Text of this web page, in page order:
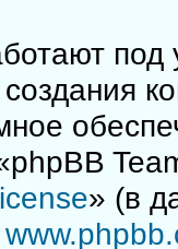
под
» (в